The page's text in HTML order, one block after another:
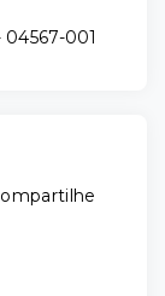
04567-001